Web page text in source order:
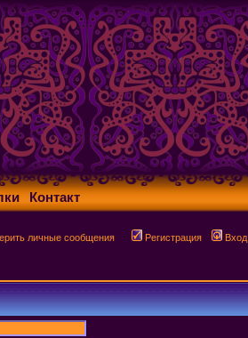
Контакт
личные сообщения Регистрация Вход